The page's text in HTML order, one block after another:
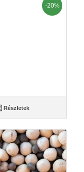
-20%
Részletek